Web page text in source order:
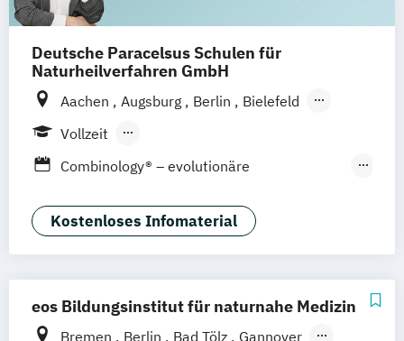
Deutsche Paracelsus Schulen für
Naturheilverfahren GmbH
Aachen Augsburg Berlin
Bielefeld
Braunschweig
Essen Frankfurt am Main Freiburg
Gießen Hamburg Hannover
Jena Karlsruhe Kassel Kempten
Koblenz Köln Konstanz Landshut
Leipzig Lindau Magdeburg Mainz
Mannheim Mönchengladbach München
Münster
Nürnberg
Oldenburg
Vollzeit
Berufsbegleitender Präsenzlehrgang
Combinology® – evolutionäre
Epigenetik Therapie
Ernährungsberater*in Ausbildung
Kinderheilkunde
Kostenloses Infomaterial
eos Bildungsinstitut für naturnahe Medizin
Bremen Berlin Bad Tölz
Gannover